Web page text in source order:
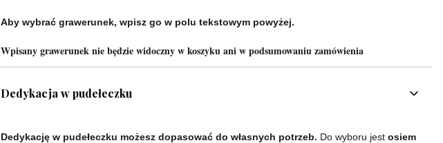
Aby wybrać grawerunek, wpisz go w polu tekstowym powyżej.
Wpisany grawerunek nie będzie widoczny w koszyku ani w podsumowaniu zamówienia
Dedykacja w pudełeczku
Dedykację w pudełeczku możesz dopasować do własnych potrzeb. Do wyboru jest osiem